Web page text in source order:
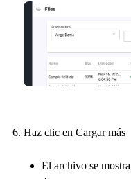
Haz clic en Cargar más
El archivo se